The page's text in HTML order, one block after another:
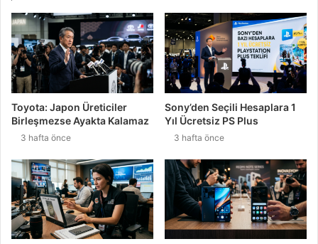
Toyota: Japon Üreticiler
Birleşmezse Ayakta Kalamaz
3 hafta önce
Sony’den Seçili Hesaplara 1
Yıl Ücretsiz PS Plus
3 hafta önce